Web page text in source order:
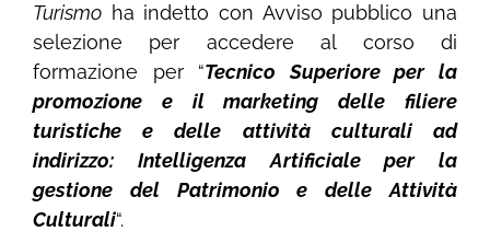
Turismo ha indetto con Avviso pubblico una
selezione per accedere al corso di
formazione per “Tecnico Superiore per la
promozione e il marketing delle filiere
turistiche e delle attività culturali ad
indirizzo: Intelligenza Artificiale per la
gestione del Patrimonio e delle Attività
Culturali“.